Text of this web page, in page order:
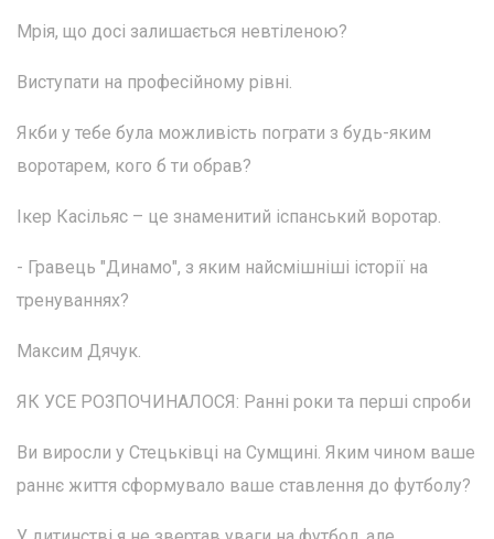
Мрія, що досі залишається невтіленою?
Виступати на професійному рівні.
Якби у тебе була можливість пограти з будь-яким
воротарем, кого б ти обрав?
Ікер Касільяс – це знаменитий іспанський воротар.
- Гравець "Динамо", з яким найсмішніші історії на
тренуваннях?
Максим Дячук.
ЯК УСЕ РОЗПОЧИНАЛОСЯ: Ранні роки та перші спроби
Ви виросли у Стецьківці на Сумщині. Яким чином ваше
раннє життя сформувало ваше ставлення до футболу?